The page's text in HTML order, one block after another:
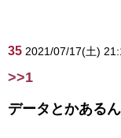
35 2021/07/17(土)
>>1
データとかある